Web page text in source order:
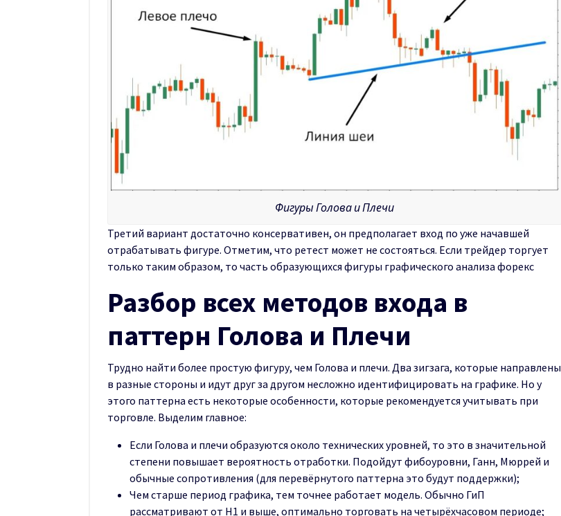
Фигуры Голова и Плечи
Третий вариант достаточно консервативен, он предполагает вход по уже начавшей
отрабатывать фигуре. Отметим, что ретест может не состояться. Если трейдер торгует
только таким образом, то часть образующихся фигуры графического анализа форекс
Разбор всех методов входа в
паттерн Голова и Плечи
Трудно найти более простую фигуру, чем Голова и плечи. Два зигзага, которые направлены
в разные стороны и идут друг за другом несложно идентифицировать на графике. Но у
этого паттерна есть некоторые особенности, которые рекомендуется учитывать при
торговле. Выделим главное:
Если Голова и плечи образуются около технических уровней, то это в значительной
степени повышает вероятность отработки. Подойдут фибоуровни, Ганн, Мюррей и
обычные сопротивления (для перевёрнутого паттерна это будут поддержки);
Чем старше период графика, тем точнее работает модель. Обычно ГиП
рассматривают от Н1 и выше, оптимально торговать на четырёхчасовом периоде;